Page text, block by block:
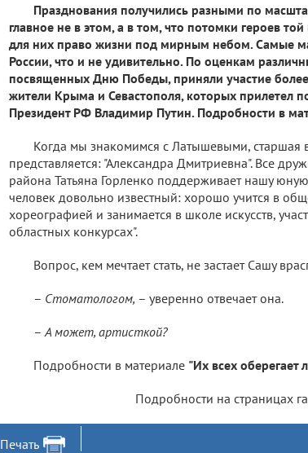
Празднования получились разными по
главное не в этом, а в том, что потомки героев
для них право жизни под мирным небом. Самые
России, что и не удивительно. По оценкам
посвященных Дню Победы, приняли участие
жители Крыма и Севастополя, которых прилетел
Президент РФ Владимир Путин. Подробности в
Когда мы знакомимся с Латышевыми, старшая
представляется: "Александра Дмитриевна". Все
района Татьяна Горленко поддерживает нашу
человек довольно известный: хорошо учится в
хореографией и занимается в школе искусств,
областных конкурсах".
Вопрос, кем мечтает стать, не застает Сашу
– Стоматологом, – уверенно отвечает она.
– А может, артисткой?
Подробности в материале "Их всех оберегает
Подробности на страницах
Печать